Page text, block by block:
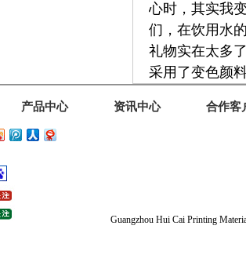
心时，其实我
们，在饮用水
礼物实在太多
采用了变色颜
产品中心 资讯中心 合作客
Guangzhou Hui Cai Printing